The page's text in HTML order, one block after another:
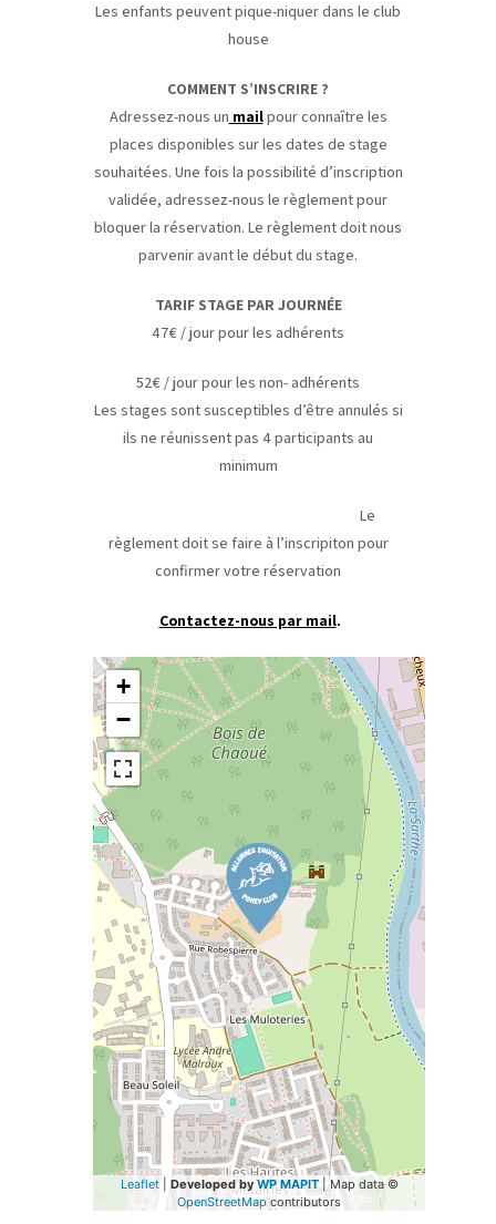
Les enfants peuvent pique-niquer dans le club
house
COMMENT S’INSCRIRE ?
Adressez-nous un mailpour connaître les
places disponibles sur les dates de stage
souhaitées. Une fois la possibilité d’inscription
validée, adressez-nous le règlement pour
bloquer la réservation. Le règlement doit nous
parvenir avant le début du stage.
TARIF STAGE PAR JOURNÉE
47€ / jour pour les adhérents
52€ / jour pour les non- adhérents
Les stages sont susceptibles d’être annulés si
ils ne réunissent pas 4 participants au
minimum
Le
règlement doit se faire à l’inscripiton pour
confirmer votre réservation
Contactez-nous par mail.
+
−
Leaflet| Developed byWP MAPIT| Map data ©
OpenStreetMap contributors